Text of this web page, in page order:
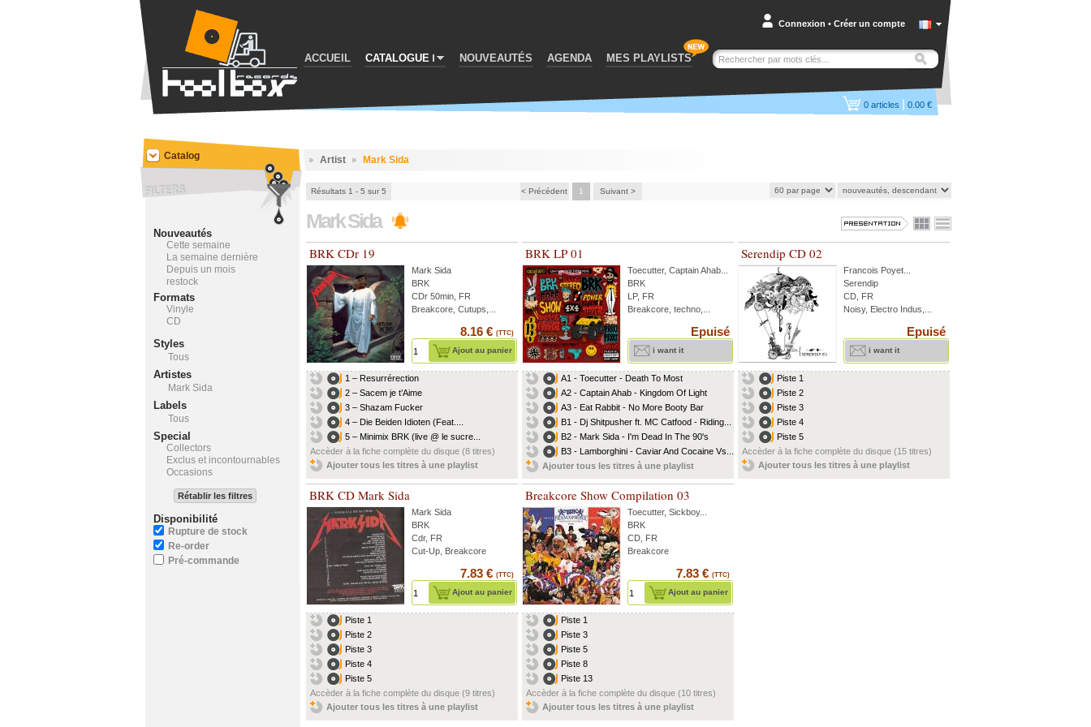
ACCUEIL CATALOGUE NOUVEAUTÉS AGENDA MES PLAYLISTS
Connexion • Créer un compte
0 articles | 0.00 €
Artist Mark Sida
Résultats 1 - 5 sur 5 < Précédent 1 Suivant >
Mark Sida
BRK CDr 19
Mark Sida
BRK
CDr 50min, FR
Breakcore, Cutups,...
8.16 € (TTC)
Ajout au panier
1 – Resurrérection
2 – Sacem je t’Aime
3 – Shazam Fucker
4 – Die Beiden Idioten (Feat....
5 – Minimix BRK (live @ le sucre...
Accèder à la fiche complète du disque (8 titres)
Ajouter tous les titres à une playlist
BRK LP 01
Toecutter, Captain Ahab
BRK
LP, FR
Breakcore, techno,...
Epuisé
i want it
A1 - Toecutter - Death To Most
A2 - Captain Ahab - Kingdom Of Light
A3 - Eat Rabbit - No More Booty Bar
B1 - Dj Shitpusher ft. MC Catfood - Riding...
B2 - Mark Sida - I'm Dead In The 90's
B3 - Lamborghini - Caviar And Cocaine Vs...
Ajouter tous les titres à une playlist
Serendip CD 02
Francois Poyet
Serendip
CD, FR
Noisy, Electro Indus,...
Epuisé
i want it
Piste 1
Piste 2
Piste 3
Piste 4
Piste 5
Accèder à la fiche complète du disque (15 titres)
Ajouter tous les titres à une playlist
BRK CD Mark Sida
Mark Sida
BRK
Cdr, FR
Cut-Up, Breakcore
7.83 € (TTC)
Ajout au panier
Piste 1
Piste 2
Piste 3
Piste 4
Piste 5
Accèder à la fiche complète du disque (9 titres)
Ajouter tous les titres à une playlist
Breakcore Show Compilation 03
Toecutter, Sickboy...
BRK
CD, FR
Breakcore
7.83 € (TTC)
Ajout au panier
Piste 1
Piste 3
Piste 5
Piste 8
Piste 13
Accèder à la fiche complète du disque (10 titres)
Ajouter tous les titres à une playlist
Catalog
Nouveautés
Cette semaine
La semaine dernière
Depuis un mois
restock
Formats
Vinyle
CD
Styles
Tous
Artistes
Mark Sida
Labels
Tous
Special
Collectors
Exclus et incontournables
Occasions
Rétablir les filtres
Disponibilité
Rupture de stock
Re-order
Pré-commande